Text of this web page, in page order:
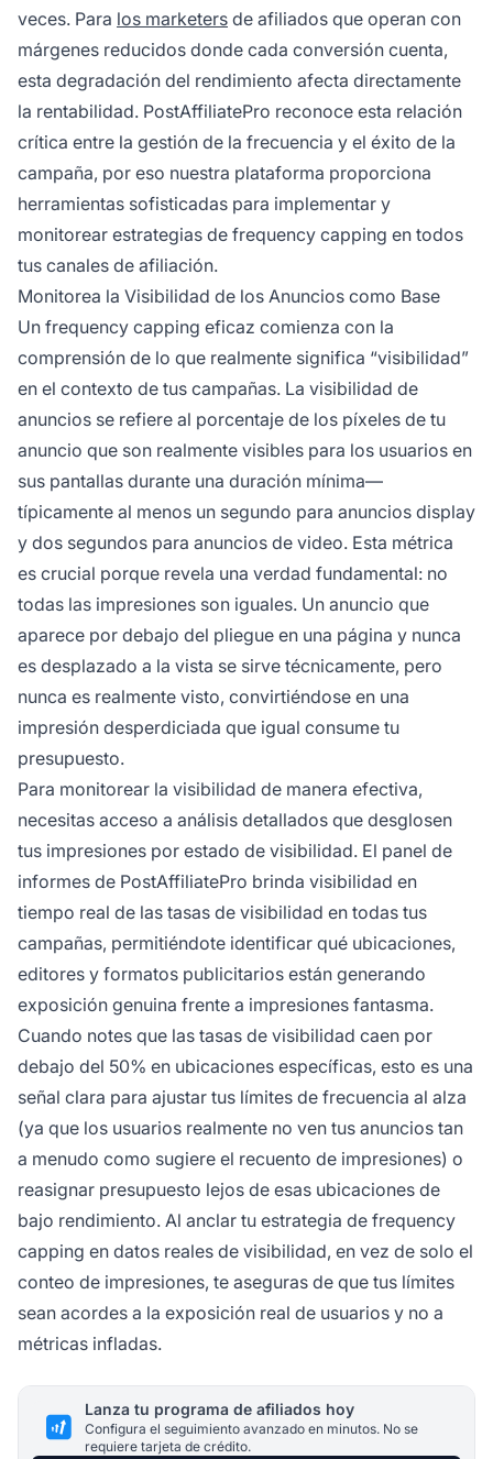
veces. Para los marketers de afiliados que operan con
márgenes reducidos donde cada conversión cuenta,
esta degradación del rendimiento afecta directamente
la rentabilidad. PostAffiliatePro reconoce esta relación
crítica entre la gestión de la frecuencia y el éxito de la
campaña, por eso nuestra plataforma proporciona
herramientas sofisticadas para implementar y
monitorear estrategias de frequency capping en todos
tus canales de afiliación.
Monitorea la Visibilidad de los Anuncios como Base
Un frequency capping eficaz comienza con la
comprensión de lo que realmente significa “visibilidad”
en el contexto de tus campañas. La visibilidad de
anuncios se refiere al porcentaje de los píxeles de tu
anuncio que son realmente visibles para los usuarios en
sus pantallas durante una duración mínima—
típicamente al menos un segundo para anuncios display
y dos segundos para anuncios de video. Esta métrica
es crucial porque revela una verdad fundamental: no
todas las impresiones son iguales. Un anuncio que
aparece por debajo del pliegue en una página y nunca
es desplazado a la vista se sirve técnicamente, pero
nunca es realmente visto, convirtiéndose en una
impresión desperdiciada que igual consume tu
presupuesto.
Para monitorear la visibilidad de manera efectiva,
necesitas acceso a análisis detallados que desglosen
tus impresiones por estado de visibilidad. El panel de
informes de PostAffiliatePro brinda visibilidad en
tiempo real de las tasas de visibilidad en todas tus
campañas, permitiéndote identificar qué ubicaciones,
editores y formatos publicitarios están generando
exposición genuina frente a impresiones fantasma.
Cuando notes que las tasas de visibilidad caen por
debajo del 50% en ubicaciones específicas, esto es una
señal clara para ajustar tus límites de frecuencia al alza
(ya que los usuarios realmente no ven tus anuncios tan
a menudo como sugiere el recuento de impresiones) o
reasignar presupuesto lejos de esas ubicaciones de
bajo rendimiento. Al anclar tu estrategia de frequency
capping en datos reales de visibilidad, en vez de solo el
conteo de impresiones, te aseguras de que tus límites
sean acordes a la exposición real de usuarios y no a
métricas infladas.
Lanza tu programa de afiliados hoy
Configura el seguimiento avanzado en minutos. No se
requiere tarjeta de crédito.